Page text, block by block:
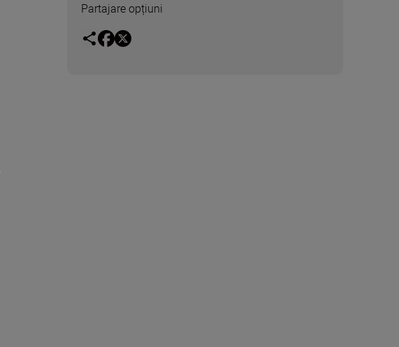
Partajare opțiuni